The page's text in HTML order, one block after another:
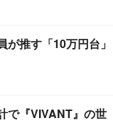
が推す「10万円台」
で『VIVANT』の世